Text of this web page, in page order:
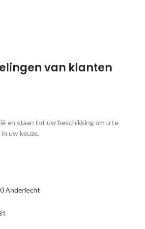
van klanten
en staan tot uw beschikking om u te
uw keuze.
Anderlecht